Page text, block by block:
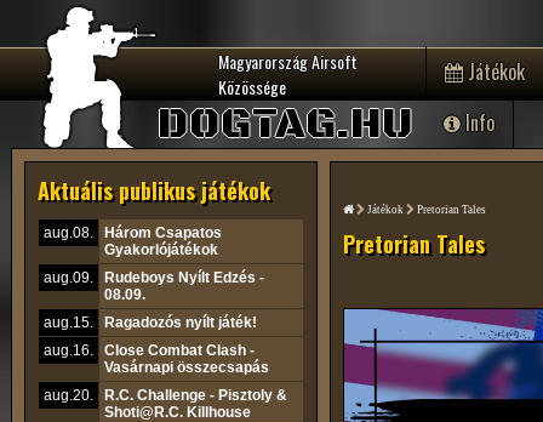
Magyarország Airsoft
Közössége
DOGTAG.HU
Játékok
Info
Aktuális publikus játékok
aug.08.
Három Csapatos
Gyakorlójátékok
aug.09.
Rudeboys Nyílt Edzés -
08.09.
aug.15.
Ragadozós nyílt játék!
aug.16.
Close Combat Clash -
Vasárnapi összecsapás
aug.20.
R.C. Challenge - Pisztoly &
Shoti@R.C. Killhouse
Játékok Pretorian Tales
Pretorian Tales